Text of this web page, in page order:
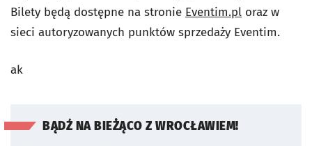
Bilety będą dostępne na stronie Eventim.pl oraz w
sieci autoryzowanych punktów sprzedaży Eventim.
ak
BĄDŹ NA BIEŻĄCO Z WROCŁAWIEM!